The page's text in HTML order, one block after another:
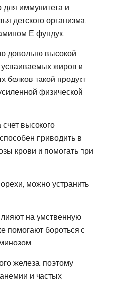
для иммунитета и
детского организма.
Е фундук.
довольно высокой
усваиваемых жиров и
белков такой продукт
физической
счет высокого
приводить в
крови и помогать при
можно устранить
на умственную
помогают бороться с
железа, поэтому
и частых